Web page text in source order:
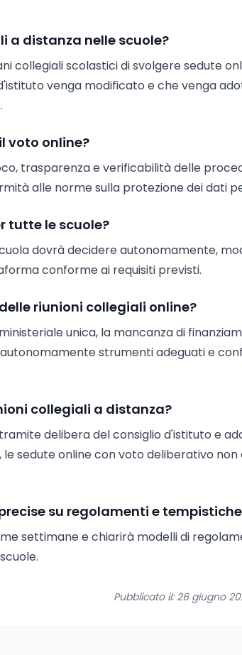
a distanza nelle scuole?
collegiali scolastici di svolgere sedute
venga modificato e che venga
voto online?
trasparenza e verificabilità delle
alle norme sulla protezione dei dati
tutte le scuole?
dovrà decidere autonomamente,
conforme ai requisiti previsti.
riunioni collegiali online?
unica, la mancanza di
strumenti adeguati e
collegiali a distanza?
delibera del consiglio d'istituto e
sedute online con voto deliberativo non
su regolamenti e
settimane e chiarirà modelli di
Pubblicato il: 26 giugno